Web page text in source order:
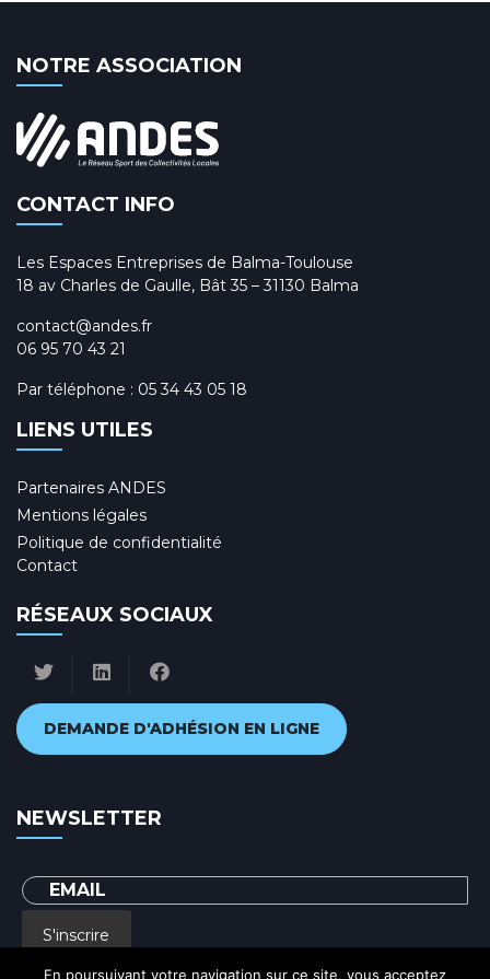
NOTRE ASSOCIATION
CONTACT INFO
Les Espaces Entreprises de Balma-Toulouse
18 av Charles de Gaulle, Bât 35 – 31130 Balma
contact@andes.fr
06 95 70 43 21
Par téléphone : 05 34 43 05 18
LIENS UTILES
Partenaires ANDES
Mentions légales
Politique de confidentialité
Contact
RÉSEAUX SOCIAUX
DEMANDE D'ADHÉSION EN LIGNE
NEWSLETTER
S'inscrire
En poursuivant votre navigation sur ce site, vous acceptez